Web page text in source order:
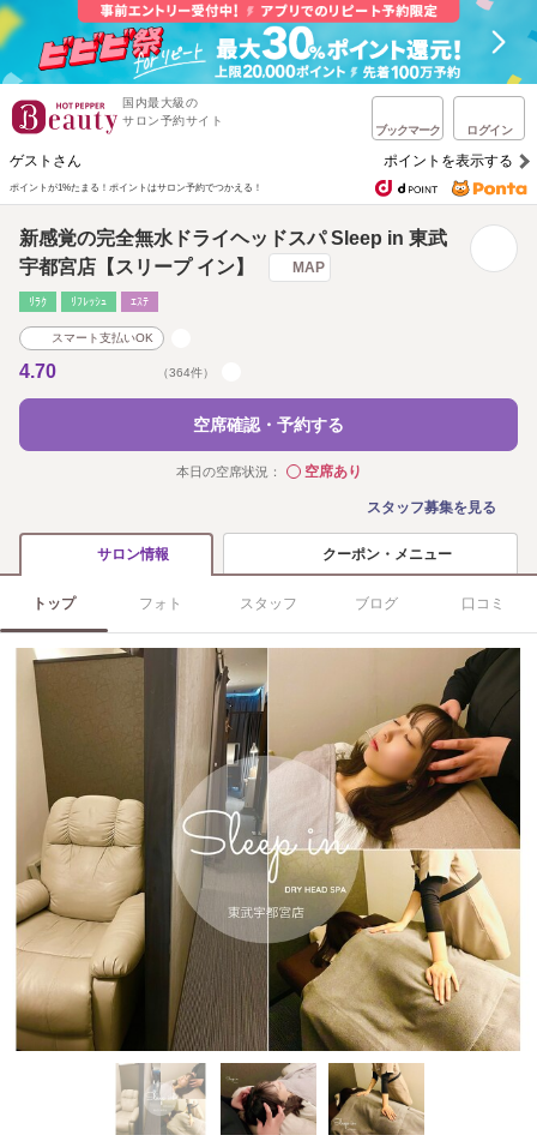
国内最大級の
サロン予約サイト
ブックマーク ログイン
ゲストさん ポイントを表示する
ポイントが1%たまる！ ポイントはサロン予約でつかえる！
新感覚の完全無水ドライヘッドスパ Sleep in 東武
宇都宮店【スリープ イン】
MAP
ﾘﾗｸ ﾘﾌﾚｯｼｭ ｴｽﾃ
スマート支払いOK
4.70 （364件）
空席確認・予約する
本日の空席状況： ◯空席あり
スタッフ募集を見る
サロン情報 クーポン・メニュー
トップ フォト スタッフ ブログ 口コミ